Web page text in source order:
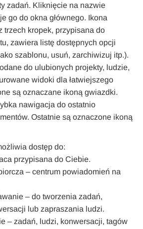
zadań. Kliknięcie na nazwie
go do okna głównego. Ikona
trzech kropek, przypisana do
zawiera listę dostępnych opcji
szablonu, usuń, zarchiwizuj itp.).
do ulubionych projekty, ludzie,
widoki dla łatwiejszego
są oznaczane ikoną gwiazdki.
nawigacja do ostatnio
Ostatnie są oznaczone ikoną
dostęp do:
przypisana do Ciebie.
– centrum powiadomień na
– do tworzenia zadań,
lub zapraszania ludzi.
– zadań, ludzi, konwersacji, tagów